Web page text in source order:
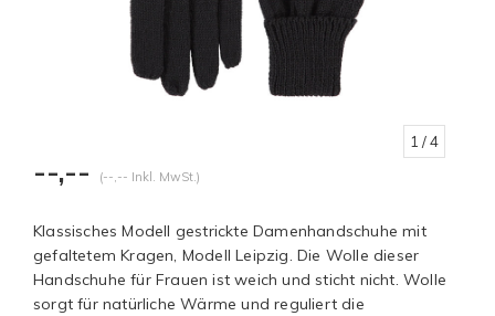
1 / 4
--,-- (--,-- Inkl. MwSt.)
Klassisches Modell gestrickte Damenhandschuhe mit
gefaltetem Kragen, Modell Leipzig. Die Wolle dieser
Handschuhe für Frauen ist weich und sticht nicht. Wolle
sorgt für natürliche Wärme und reguliert die